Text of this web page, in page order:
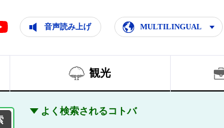
みよいまち
Youtube 音声読み上げ MULTILINGUAL
観光
よく検索されるコトバ